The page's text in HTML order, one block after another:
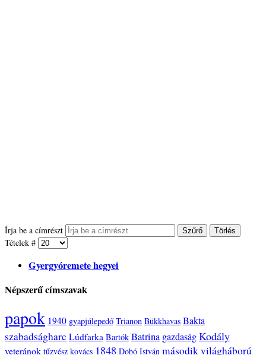
Írja be a címrészt Szűrő Törlés
Tételek #
Gyergyóremete hegyei
Népszerű címszavak
papok 1940 gyapjúlepedő Trianon Bükkhavas Bakta
szabadságharc Lúdfarka Bartók Batrina gazdaságKodály
veteránok tűzvész kovács 1848 Dobó István második világháború